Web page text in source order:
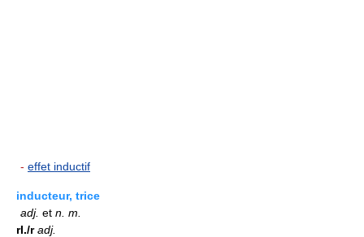
- effet inductif
inducteur, trice
adj. et n. m.
rI./r adj.